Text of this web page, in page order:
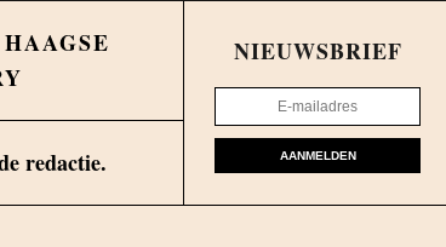
HAAGSE
redactie.
NIEUWSBRIEF
AANMELDEN